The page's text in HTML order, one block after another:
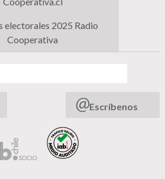
electorales 2025 Radio
Cooperativa
Escríbenos